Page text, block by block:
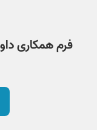
فرم همکاری